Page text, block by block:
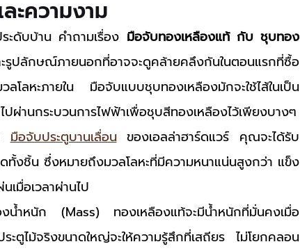
ะความงาม
ดับบ้าน คำถามเรื่อง มือจับทองเหลืองแท้ กับ ชุบทอง
รูปลักษณ์ภายนอกที่อาจจะดูคล้ายคลึงกันในตอนแรกที่ซื้อ
ลหะภายใน มือจับแบบชุบทองเหลืองมักจะใช้ไส้ในเป็น
ผ่านกระบวนการไฟฟ้าเพื่อชุบสีทองเหลืองไว้เพียงบางๆ
มือจับประตูบานเลื่อน ของเอลล่าฮาร์ดแวร์ คุณจะได้รับ
งชิ้น ซึ่งหมายถึงมวลโลหะที่มีความหนาแน่นสูงกว่า แข็ง
เมื่อเวลาผ่านไป
น้ำหนัก (Mass) ทองเหลืองแท้จะมีน้ำหนักที่มั่นคงเมื่อ
ตูไม้จริงขนาดใหญ่จะให้ความรู้สึกที่เสถียร ไม่โยกคลอน